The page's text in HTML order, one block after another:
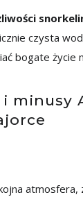
czysta
bogate życie
i minusy
atmosfera,